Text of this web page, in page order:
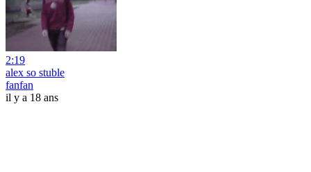
2:19
alex so stuble
fanfan
il y a 18 ans